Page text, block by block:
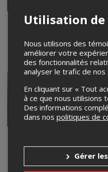
Feu toute !
La Vieille Usine, Cap-
d'Espoir, QC
15 août 2026, 20h00
La Vieille Usine, Cap-
d'Espoir, QC
Utilisation de
Nous utilisons des
améliorer votre
des fonctionnalités
analyser le trafic de nos
En cliquant sur « Tout
à ce que nous utilisions
Des informations
dans nos politiques de
Gérer